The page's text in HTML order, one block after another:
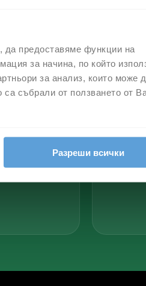
да предоставяме функции на
за начина, по който
за анализ, които може
са събрали от ползването от
Разреши всички
на 4
+359